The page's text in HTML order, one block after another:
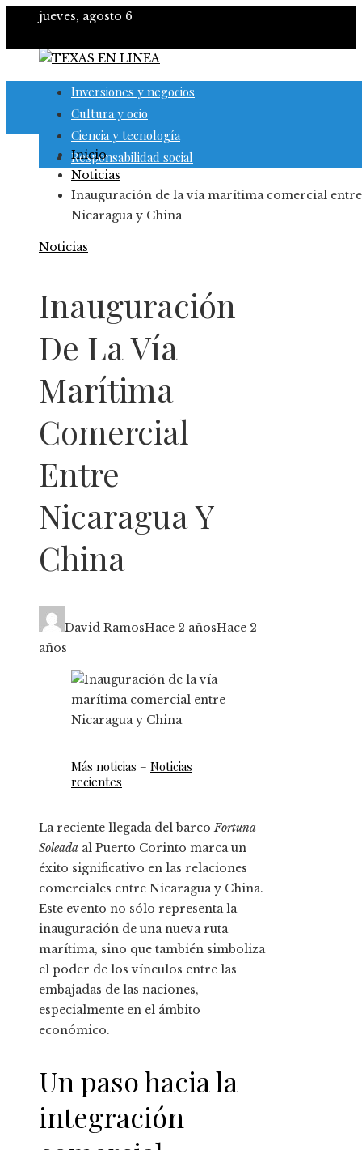
jueves, agosto 6
Inversiones y negocios
Cultura y ocio
Ciencia y tecnología
Responsabilidad social
Inicio
Noticias
Inauguración de la vía marítima comercial entre
Nicaragua y China
Noticias
Inauguración
De La Vía
Marítima
Comercial
Entre
Nicaragua Y
China
David RamosHace 2 añosHace 2
años
Más noticias – Noticias
recientes
La reciente llegada del barcoFortuna
Soleada al Puerto Corinto marca un
éxito significativo en las relaciones
comerciales entre Nicaragua y China.
Este evento no sólo representa la
inauguración de una nueva ruta
marítima, sino que también simboliza
el poder de los vínculos entre las
embajadas de las naciones,
especialmente en el ámbito
económico.
Un paso hacia la
integración